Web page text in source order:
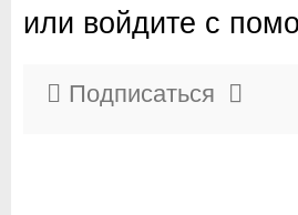
или войдите с
Подписаться